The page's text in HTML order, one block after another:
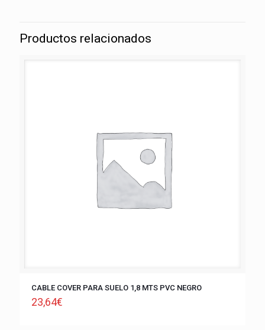
Productos relacionados
CABLE COVER PARA SUELO 1,8 MTS PVC NEGRO
23,64€